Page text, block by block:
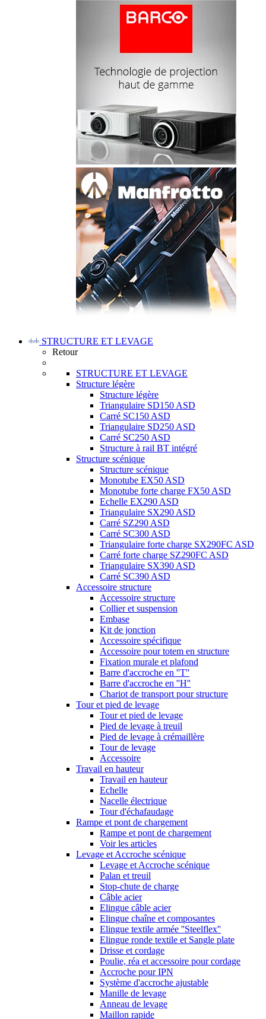
STRUCTURE ET LEVAGE
Retour
STRUCTURE ET LEVAGE
Structure légère
Structure légère
Triangulaire SD150 ASD
Carré SC150 ASD
Triangulaire SD250 ASD
Carré SC250 ASD
Structure à rail BT intégré
Structure scénique
Structure scénique
Monotube EX50 ASD
Monotube forte charge FX50 ASD
Echelle EX290 ASD
Triangulaire SX290 ASD
Carré SZ290 ASD
Carré SC300 ASD
Triangulaire forte charge SX290FC ASD
Carré forte charge SZ290FC ASD
Triangulaire SX390 ASD
Carré SC390 ASD
Accessoire structure
Accessoire structure
Collier et suspension
Embase
Kit de jonction
Accessoire spécifique
Accessoire pour totem en structure
Fixation murale et plafond
Barre d'accroche en ''T''
Barre d'accroche en ''H''
Chariot de transport pour structure
Tour et pied de levage
Tour et pied de levage
Pied de levage à treuil
Pied de levage à crémaillère
Tour de levage
Accessoire
Travail en hauteur
Travail en hauteur
Echelle
Nacelle électrique
Tour d'échafaudage
Rampe et pont de chargement
Rampe et pont de chargement
Voir les articles
Levage et Accroche scénique
Levage et Accroche scénique
Palan et treuil
Stop-chute de charge
Câble acier
Elingue câble acier
Elingue chaîne et composantes
Elingue textile armée ''Steelflex''
Elingue ronde textile et Sangle plate
Drisse et cordage
Poulie, réa et accessoire pour cordage
Accroche pour IPN
Système d'accroche ajustable
Manille de levage
Anneau de levage
Maillon rapide